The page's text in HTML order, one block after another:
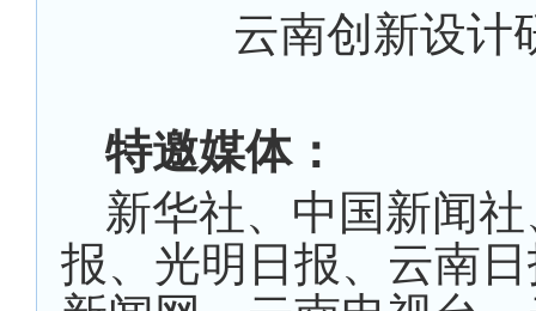
云南创新设计
特邀媒体：
新华社、中国新闻
报、光明日报、云南